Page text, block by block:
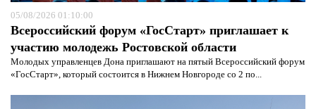
05/08/2026 01:10:00
Всероссийский форум «ГосСтарт» приглашает к
участию молодежь Ростовской области
Молодых управленцев Дона приглашают на пятый Всероссийский форум
«ГосСтарт», который состоится в Нижнем Новгороде со 2 по...